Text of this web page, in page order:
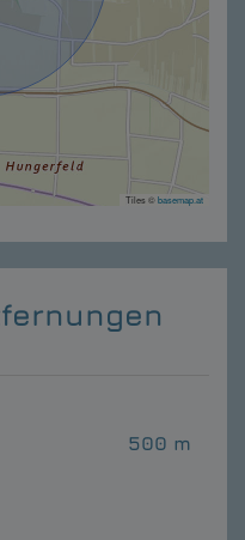
Tiles ©basemap.at
500 m